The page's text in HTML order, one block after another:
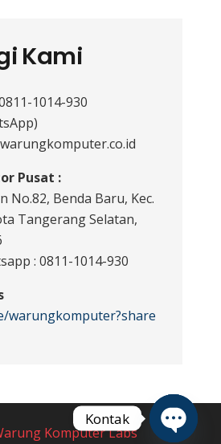
Kami
1014-930
Pusat :
No.82, Benda Baru, Kec.
Tangerang Selatan,
: 0811-1014-930
warungkomputer?share
Komputer Labs
Kontak